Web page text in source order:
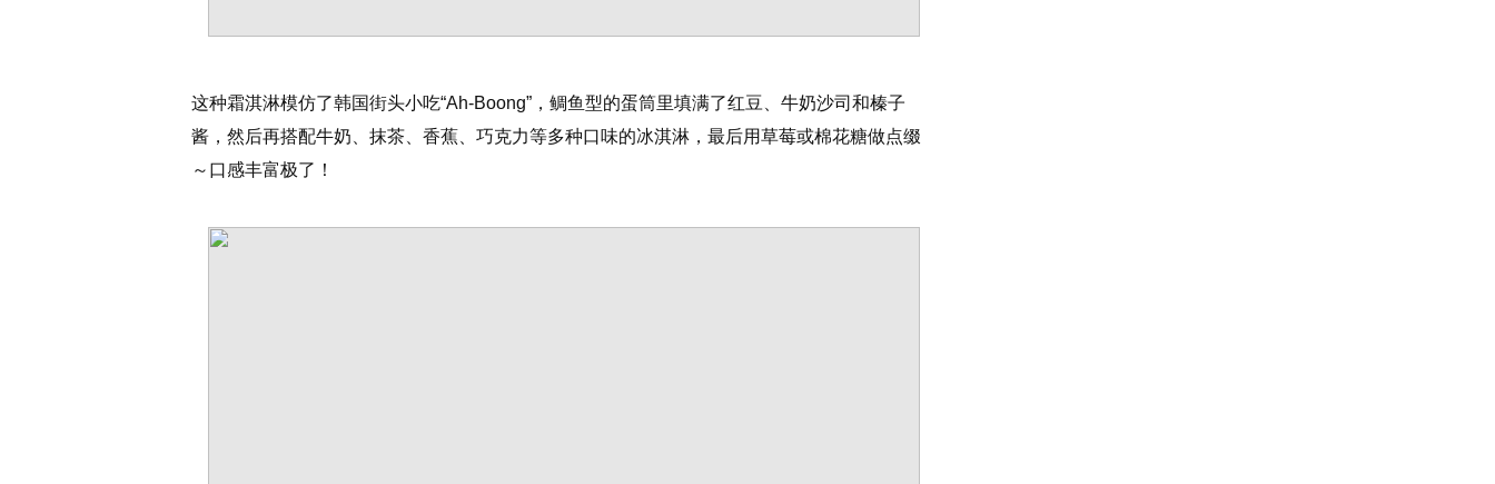
这种霜淇淋模仿了韩国街头小吃“Ah-Boong”，鲷鱼型的蛋筒里填满了红豆、牛奶沙司和榛子
酱，然后再搭配牛奶、抹茶、香蕉、巧克力等多种口味的冰淇淋，最后用草莓或棉花糖做点缀
～口感丰富极了！